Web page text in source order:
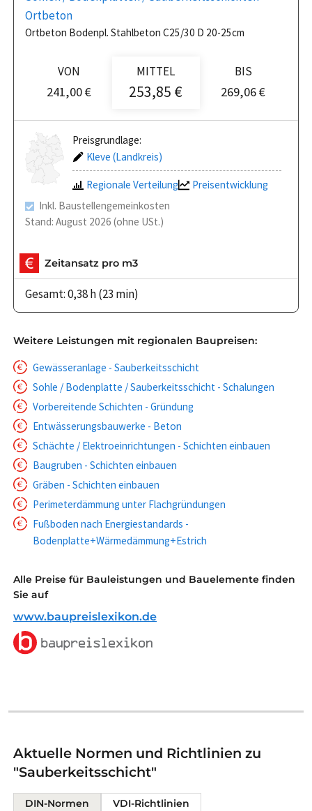
Ortbeton
Ortbeton Bodenpl. Stahlbeton C25/30 D 20-25cm
VON
241,00 €
MITTEL
253,85 €
BIS
269,06 €
Preisgrundlage:
Kleve (Landkreis)
Regionale Verteilung
Preisentwicklung
Inkl. Baustellengemeinkosten
Stand: August 2026 (ohne USt.)
Zeitansatz pro m3
Gesamt: 0,38 h (23 min)
Weitere Leistungen mit regionalen Baupreisen:
Gewässeranlage - Sauberkeitsschicht
Sohle / Bodenplatte / Sauberkeitsschicht - Schalungen
Vorbereitende Schichten - Gründung
Entwässerungsbauwerke - Beton
Schächte / Elektroeinrichtungen - Schichten einbauen
Baugruben - Schichten einbauen
Gräben - Schichten einbauen
Perimeterdämmung unter Flachgründungen
Fußboden nach Energiestandards -
Bodenplatte+Wärmedämmung+Estrich
Alle Preise für Bauleistungen und Bauelemente finden
Sie auf
www.baupreislexikon.de
Aktuelle Normen und Richtlinien zu
"Sauberkeitsschicht"
DIN-Normen VDI-Richtlinien